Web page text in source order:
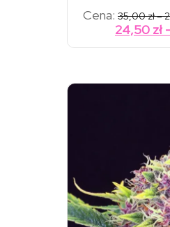
Cena: 35,00zł–
24,50 zł